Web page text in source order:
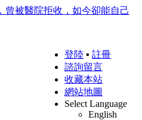
曾被醫院拒收，如今卻能自己
登陸 ▪ 註冊
諮詢留言
收藏本站
網站地圖
Select Language
English